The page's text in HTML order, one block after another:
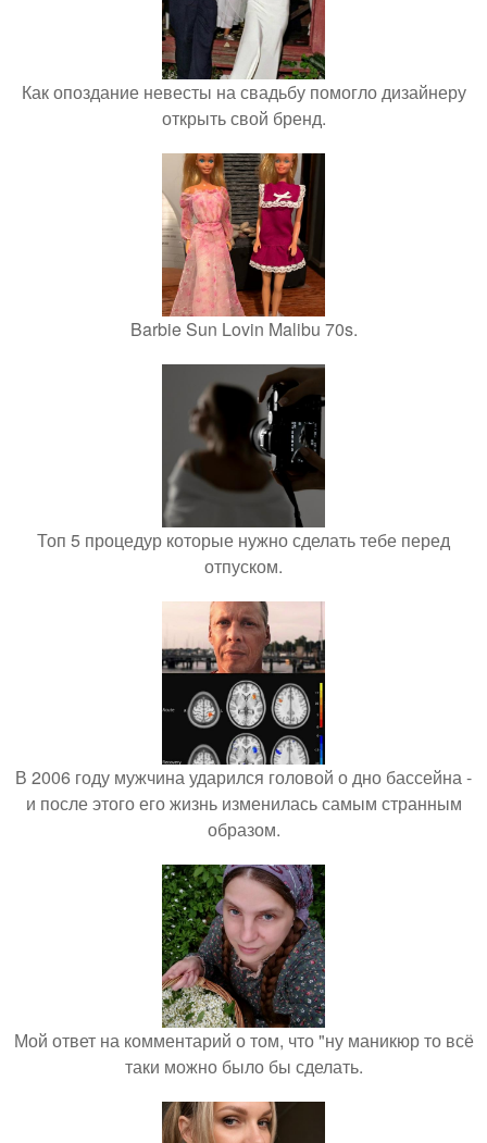
Как опоздание невесты на свадьбу помогло дизайнеру
открыть свой бренд.
Barbie Sun Lovin Malibu 70s.
Топ 5 процедур которые нужно сделать тебе перед
отпуском.
В 2006 году мужчина ударился головой о дно бассейна -
и после этого его жизнь изменилась самым странным
образом.
Мой ответ на комментарий о том, что "ну маникюр то всё
таки можно было бы сделать.